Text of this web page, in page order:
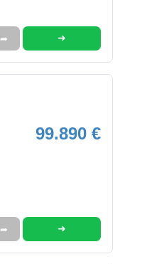
➦ ➜
99.890 €
➦ ➜